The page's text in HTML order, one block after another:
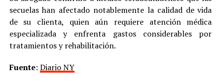
secuelas han afectado notablemente la calidad de vida
de su clienta, quien aún requiere atención médica
especializada y enfrenta gastos considerables por
tratamientos y rehabilitación.
Fuente: Diario NY